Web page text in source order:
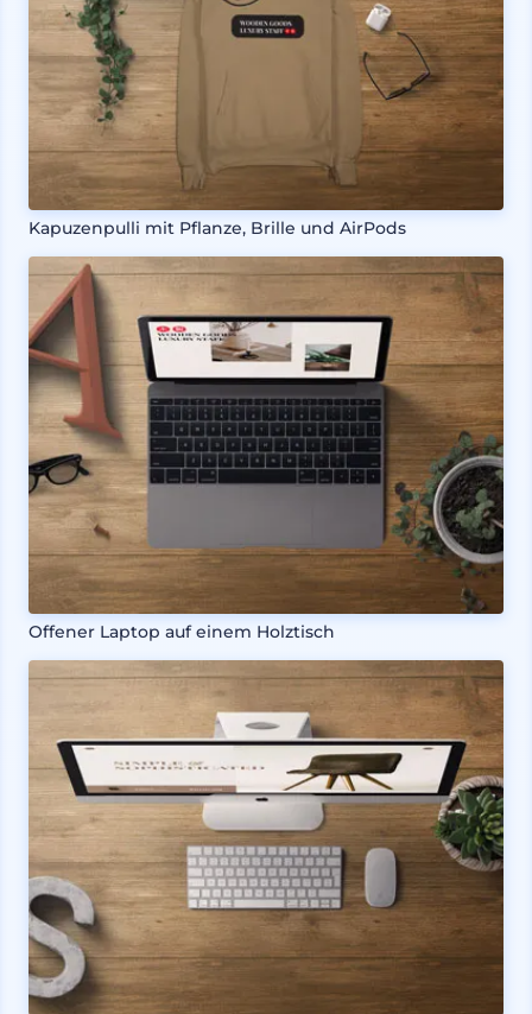
Kapuzenpulli mit Pflanze, Brille und AirPods
Offener Laptop auf einem Holztisch